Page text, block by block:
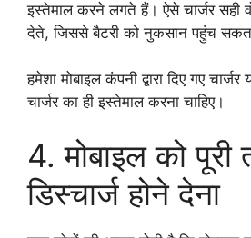
इस्तेमाल करने लगते हैं। ऐसे चार्जर सही
देते, जिससे बैटरी को नुकसान पहुंच
हमेशा मोबाइल कंपनी द्वारा दिए गए
चार्जर का ही इस्तेमाल करना चाहिए।
4. मोबाइल को पूरी
डिस्चार्ज होने देना